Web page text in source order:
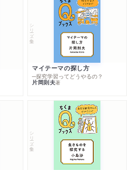
シリーズ・全集
マイテーマの探し方
─探究学習ってどうやるの？
片岡則夫著
シリーズ・全集